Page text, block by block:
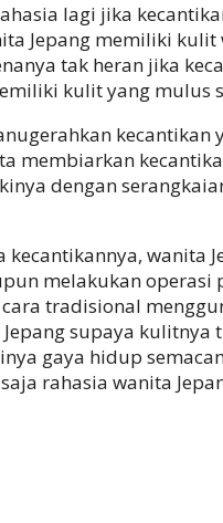
lagi jika
Jepang memiliki
tak heran jika
kulit yang mulus
membiarkan
dengan
kecantikannya, wanita
melakukan operasi
tradisional
supaya
gaya hidup
rahasia wanita